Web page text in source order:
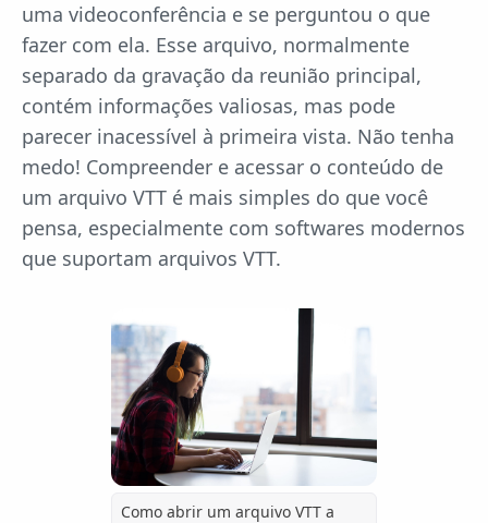
uma videoconferência e se perguntou o que
fazer com ela. Esse arquivo, normalmente
separado da gravação da reunião principal,
contém informações valiosas, mas pode
parecer inacessível à primeira vista. Não tenha
medo! Compreender e acessar o conteúdo de
um arquivo VTT é mais simples do que você
pensa, especialmente com softwares modernos
que suportam arquivos VTT.
Como abrir um arquivo VTT a